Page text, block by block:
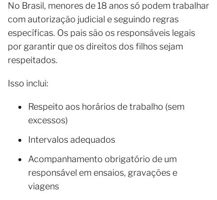
No Brasil, menores de 18 anos só podem trabalhar
com autorização judicial e seguindo regras
específicas. Os pais são os responsáveis legais
por garantir que os direitos dos filhos sejam
respeitados.
Isso inclui:
Respeito aos horários de trabalho (sem
excessos)
Intervalos adequados
Acompanhamento obrigatório de um
responsável em ensaios, gravações e
viagens